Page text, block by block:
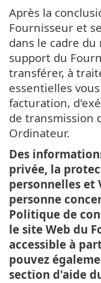
Après la
Fournisseur et
dans le cadre
support du
transférer, à
essentielles
facturation,
de transmission
Ordinateur.
Des
privée, la
personnelles et
personne
Politique de
le site Web du
accessible à
pouvez
section d'aide